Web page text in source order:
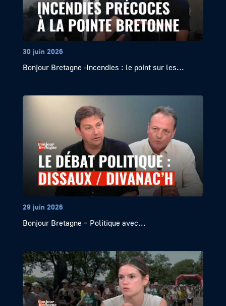
30 juin 2026
Bonjour Bretagne -Incendies : le point sur les...
29 juin 2026
Bonjour Bretagne – Politique avec...